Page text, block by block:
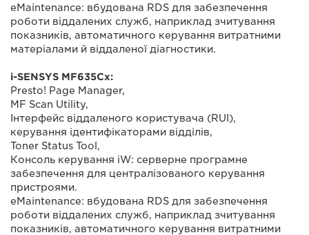
eMaintenance: вбудована RDS для забезпечення
роботи віддалених служб, наприклад зчитування
показників, автоматичного керування витратними
матеріалами й віддаленої діагностики.
i-SENSYS MF635Cx:
Presto! Page Manager,
MF Scan Utility,
Інтерфейс віддаленого користувача (RUI),
керування ідентифікаторами відділів,
Toner Status Tool,
Консоль керування iW: серверне програмне
забезпечення для централізованого керування
пристроями.
eMaintenance: вбудована RDS для забезпечення
роботи віддалених служб, наприклад зчитування
показників, автоматичного керування витратними